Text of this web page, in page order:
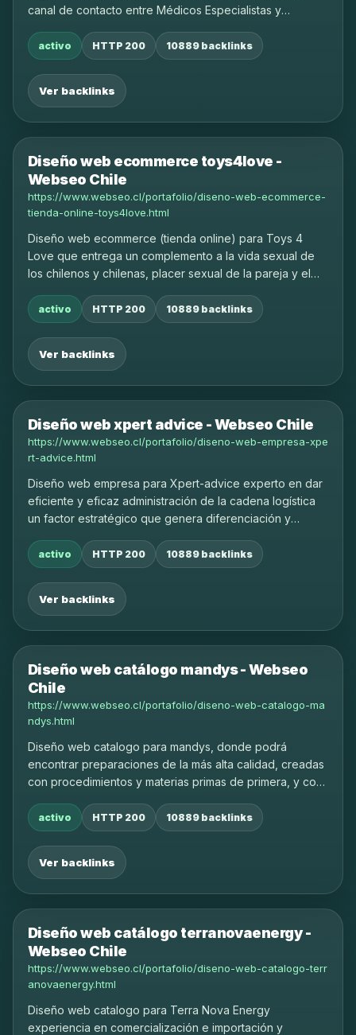
canal de contacto entre Médicos Especialistas y
internacional.
activo HTTP 200 10889 backlinks
Ver backlinks
Diseño web ecommerce toys4love -
Webseo Chile
https://www.webseo.cl/portafolio/diseno-web-ecommerce-
tienda-online-toys4love.html
Diseño web ecommerce (tienda online) para Toys 4
Love que entrega un complemento a la vida sexual de
los chilenos y chilenas, placer sexual de la pareja y el
activo HTTP 200 10889 backlinks
Ver backlinks
Diseño web xpert advice - Webseo Chile
https://www.webseo.cl/portafolio/diseno-web-empresa-xpe
rt-advice.html
Diseño web empresa para Xpert-advice experto en dar
eficiente y eficaz administración de la cadena logística
un factor estratégico que genera diferenciación y
activo HTTP 200 10889 backlinks
Ver backlinks
Diseño web catálogo mandys - Webseo
Chile
https://www.webseo.cl/portafolio/diseno-web-catalogo-ma
ndys.html
Diseño web catalogo para mandys, donde podrá
encontrar preparaciones de la más alta calidad, creadas
con procedimientos y materias primas de primera, y con
sabor de sus productos.
activo HTTP 200 10889 backlinks
Ver backlinks
Diseño web catálogo terranovaenergy -
Webseo Chile
https://www.webseo.cl/portafolio/diseno-web-catalogo-terr
anovaenergy.html
Diseño web catalogo para Terra Nova Energy
experiencia en comercialización e importación y